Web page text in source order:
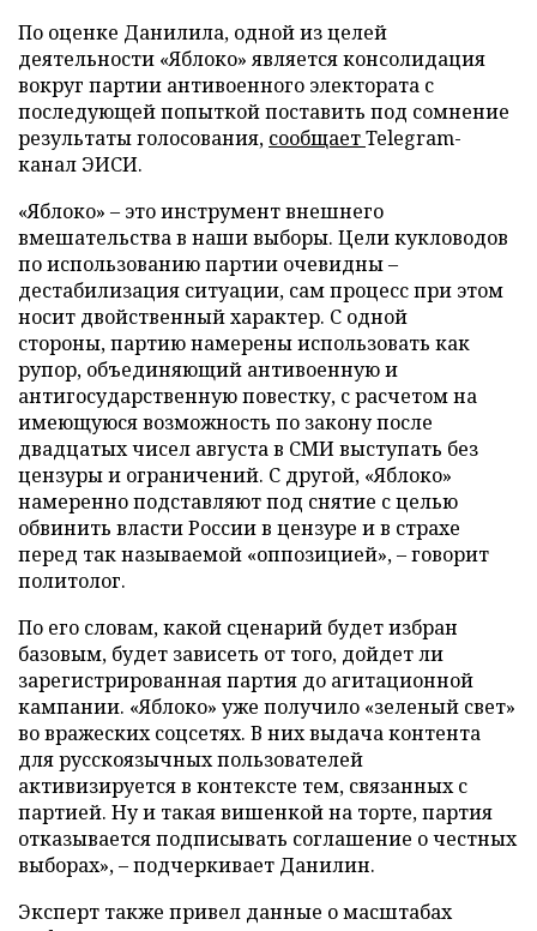
По оценке Данилила, одной из целей
деятельности «Яблоко» является консолидация
вокруг партии антивоенного электората с
последующей попыткой поставить под сомнение
результаты голосования, сообщаетTelegram-
канал ЭИСИ.
«Яблоко» – это инструмент внешнего
вмешательства в наши выборы. Цели кукловодов
по использованию партии очевидны –
дестабилизация ситуации, сам процесс при этом
носит двойственный характер. С одной
стороны, партию намерены использовать как
рупор, объединяющий антивоенную и
антигосударственную повестку, с расчетом на
имеющуюся возможность по закону после
двадцатых чисел августа в СМИ выступать без
цензуры и ограничений. С другой, «Яблоко»
намеренно подставляют под снятие с целью
обвинить власти России в цензуре и в страхе
перед так называемой «оппозицией», – говорит
политолог.
По его словам, какой сценарий будет избран
базовым, будет зависеть от того, дойдет ли
зарегистрированная партия до агитационной
кампании. «Яблоко» уже получило «зеленый свет»
во вражеских соцсетях. В них выдача контента
для русскоязычных пользователей
активизируется в контексте тем, связанных с
партией. Ну и такая вишенкой на торте, партия
отказывается подписывать соглашение о честных
выборах», – подчеркивает Данилин.
Эксперт также привел данные о масштабах